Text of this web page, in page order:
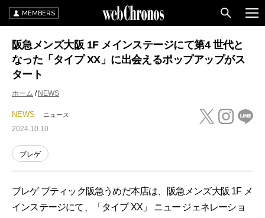
MEMBERS
阪急メンズ大阪 1F メインステージにて第4 世代と
なった「タイプ XX」に出会えるポップアップがス
タート
ホーム NEWS
NEWS ニュース
2024.10.10
ブレゲ
ブレゲ ブティック阪急うめだ本店は、阪急メンズ大阪 1F メ
インステージにて、「タイプ XX」 ニュー ジェネレーショ